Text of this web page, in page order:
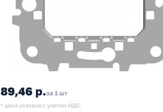
89,46 р.за 1 шт
* цена указана с учетом НДС.